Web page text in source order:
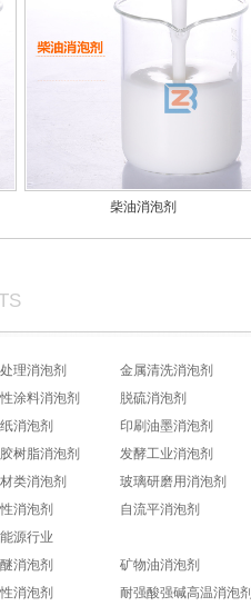
柴油消泡剂
理消泡剂 金属清洗消泡剂
涂料消泡剂 脱硫消泡剂
消泡剂 印刷油墨消泡剂
树脂消泡剂 发酵工业消泡剂
类消泡剂 玻璃研磨用消泡剂
消泡剂 自流平消泡剂
源行业
消泡剂 矿物油消泡剂
消泡剂 耐强酸强碱高温消泡剂